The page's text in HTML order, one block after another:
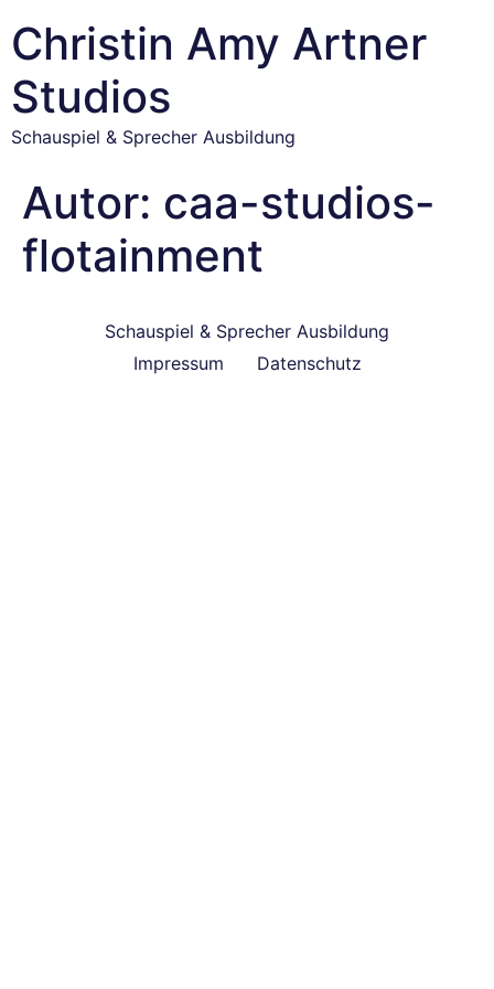
Christin Amy Artner
Studios
Schauspiel & Sprecher Ausbildung
Autor: caa-studios-
flotainment
Schauspiel & Sprecher Ausbildung
Impressum
Datenschutz